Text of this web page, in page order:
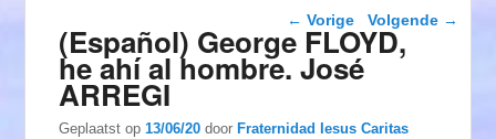
Berichtnavigatie
← Vorige Volgende →
(Español) George FLOYD,
he ahí al hombre. José
ARREGI
Geplaatst op13/06/20 doorFraternidad Iesus Caritas